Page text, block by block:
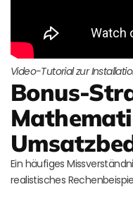
Video-Tutorial zur
Bonus-
Ein häufiges
realistisches